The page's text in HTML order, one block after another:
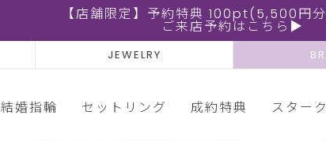
【店舗限定】予約特典 100pt(5,500円
ご来店予約はこちら▶
JEWELRY
結婚指輪 セットリング 成約特典 スター